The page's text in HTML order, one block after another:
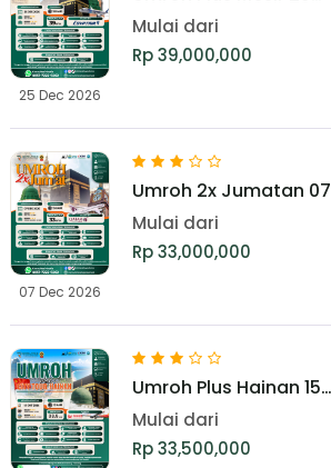
25 Dec 2026
Desember 2026
Mulai dari
Rp 39,000,000
07 Dec 2026
Umroh 2x Jumatan 07
Desember 2026
Mulai dari
Rp 33,000,000
Umroh Plus Hainan 15
Oktober 2026
Mulai dari
Rp 33,500,000